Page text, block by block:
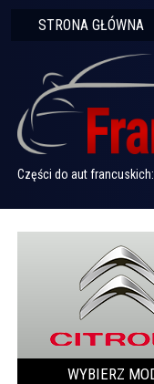
STRONA GŁÓWNA
Części do aut
WYBIERZ